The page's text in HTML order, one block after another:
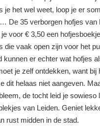
je het wel weet, loop je er
De 35 verborgen hofjes van
voor € 3,50 een
die vaak open zijn voor het
kunnen er echter wat hofjes
je zelf ontdekken, want bij
dit helaas niet aangeven.
de tocht leid je sowieso
van Leiden. Geniet
rust midden in de stad.